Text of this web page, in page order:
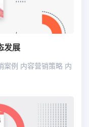
发展
案例 内容营销策略 内